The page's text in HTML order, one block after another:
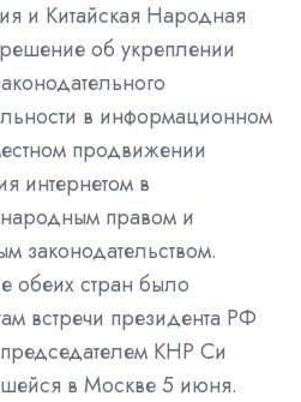
и Китайская Народная
об укреплении
в информационном
продвижении
интернетом в
правом и
законодательством.
обеих стран было
встречи президента РФ
КНР Си
в Москве 5 июня.